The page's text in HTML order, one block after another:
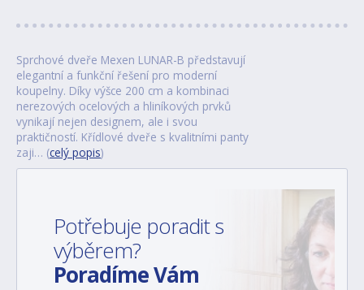
Sprchové dveře Mexen LUNAR-B představují
elegantní a funkční řešení pro moderní
koupelny. Díky výšce 200 cm a kombinaci
nerezových ocelových a hliníkových prvků
vynikají nejen designem, ale i svou
praktičností. Křídlové dveře s kvalitními panty
zaji… (celý popis)
Potřebuje poradit s
výběrem?
Poradíme Vám